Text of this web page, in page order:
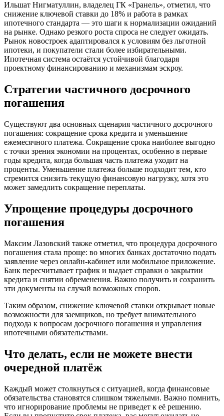
Ильшат Нигматуллин, владелец ГК «Гранель», отметил, что
снижение ключевой ставки до 18% и работа в рамках
ипотечного стандарта — это шаги к нормализации ожиданий
на рынке. Однако резкого роста спроса не следует ожидать.
Рынок новостроек адаптировался к условиям без льготной
ипотеки, и покупатели стали более избирательными.
Ипотечная система остаётся устойчивой благодаря
проектному финансированию и механизмам эскроу.
Стратегии частичного досрочного
погашения
Существуют два основных сценария частичного досрочного
погашения: сокращение срока кредита и уменьшение
ежемесячного платежа. Сокращение срока наиболее выгодно
с точки зрения экономии на процентах, особенно в первые
годы кредита, когда большая часть платежа уходит на
проценты. Уменьшение платежа больше подходит тем, кто
стремится снизить текущую финансовую нагрузку, хотя это
может замедлить сокращение переплаты.
Упрощение процедуры досрочного
погашения
Максим Лазовский также отметил, что процедура досрочного
погашения стала проще: во многих банках достаточно подать
заявление через онлайн-кабинет или мобильное приложение.
Банк пересчитывает график и выдает справки о закрытии
кредита и снятии обременения. Важно получить и сохранить
эти документы на случай возможных споров.
Таким образом, снижение ключевой ставки открывает новые
возможности для заемщиков, но требует внимательного
подхода к вопросам досрочного погашения и управления
ипотечными обязательствами.
Что делать, если не можете внести
очередной платёж
Каждый может столкнуться с ситуацией, когда финансовые
обязательства становятся слишком тяжелыми. Важно помнить,
что игнорирование проблемы не приведет к её решению.